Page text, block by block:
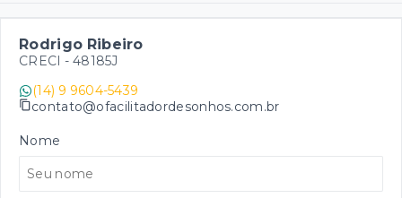
Rodrigo Ribeiro
CRECI - 48185J
(14) 9 9604-5439
contato@ofacilitadordesonhos.com.br
Nome